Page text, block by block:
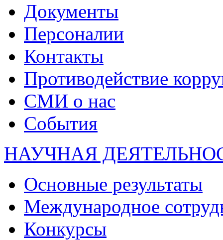
Документы
Персоналии
Контакты
Противодействие
СМИ о нас
События
НАУЧНАЯ
Основные результаты
Международное
Конкурсы